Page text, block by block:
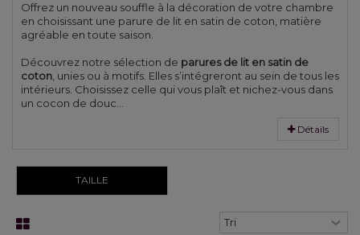
Offrez un nouveau souffle à la décoration de votre chambre
en choisissant une parure de lit en satin de coton, matière
agréable en toute saison.
Découvrez notre sélection de parures de lit en satin de
coton , unies ou à motifs. Elles s’intégreront au sein de tous les
intérieurs. Choisissez celle qui vous plaît et nichez-vous dans
un cocon de douc...
Détails
TAILLE